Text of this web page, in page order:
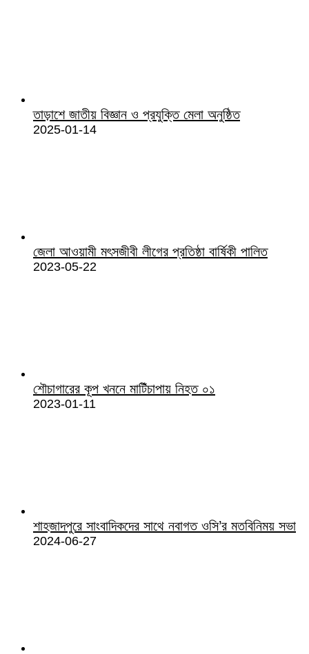
তাড়াশে জাতীয় বিজ্ঞান ও প্রযুক্তি মেলা অনুষ্ঠিত
2025-01-14
জেলা আওয়ামী মৎসজীবী লীগের প্রতিষ্ঠা বার্ষিকী পালিত
2023-05-22
শৌচাগারের কূপ খননে মাটিঁচাপায় নিহত ০১
2023-01-11
শাহজাদপুরে সাংবাদিকদের সাথে নবাগত ওসি’র মতবিনিময় সভা
2024-06-27